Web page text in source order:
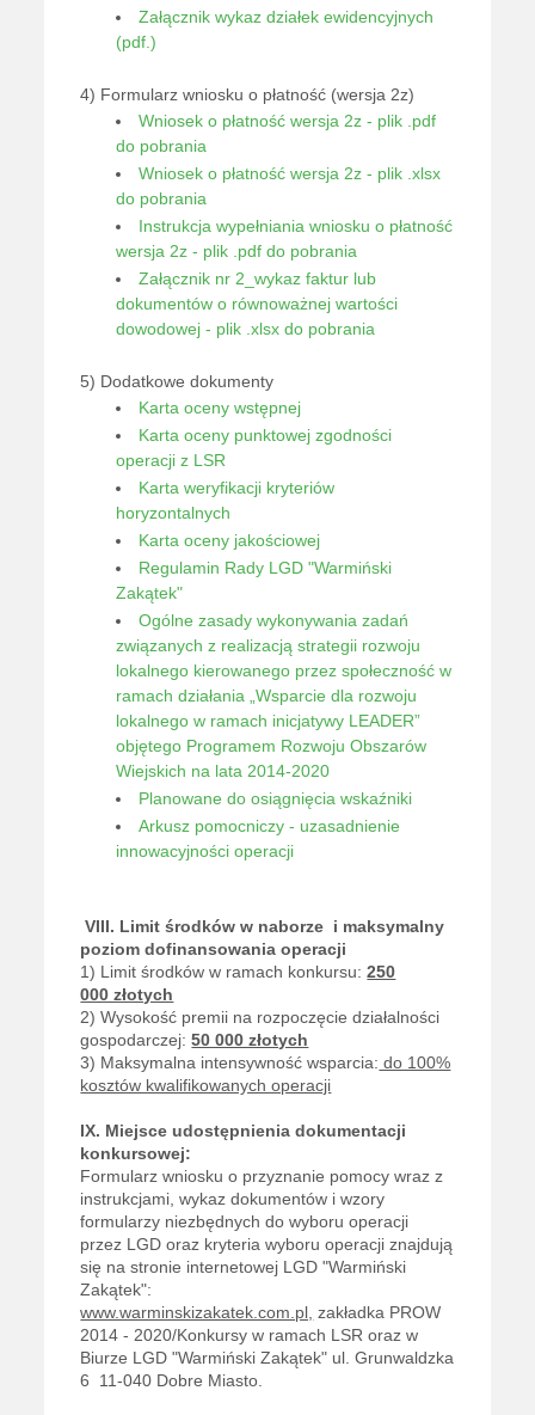
Załącznik wykaz działek ewidencyjnych
(pdf.)
4) Formularz wniosku o płatność (wersja 2z)
Wniosek o płatność wersja 2z - plik .pdf
do pobrania
Wniosek o płatność wersja 2z - plik .xlsx
do pobrania
Instrukcja wypełniania wniosku o płatność
wersja 2z - plik .pdf do pobrania
Załącznik nr 2_wykaz faktur lub
dokumentów o równoważnej wartości
dowodowej - plik .xlsx do pobrania
5) Dodatkowe dokumenty
Karta oceny wstępnej
Karta oceny punktowej zgodności
operacji z LSR
Karta weryfikacji kryteriów
horyzontalnych
Karta oceny jakościowej
Regulamin Rady LGD "Warmiński
Zakątek"
Ogólne zasady wykonywania zadań
związanych z realizacją strategii rozwoju
lokalnego kierowanego przez społeczność w
ramach działania „Wsparcie dla rozwoju
lokalnego w ramach inicjatywy LEADER”
objętego Programem Rozwoju Obszarów
Wiejskich na lata 2014-2020
Planowane do osiągnięcia wskaźniki
Arkusz pomocniczy - uzasadnienie
innowacyjności operacji
VIII. Limit środków w naborze i maksymalny
poziom dofinansowania operacji
1) Limit środków w ramach konkursu:250
000 złotych
2) Wysokość premii na rozpoczęcie działalności
gospodarczej:50 000 złotych
3) Maksymalna intensywność wsparcia: do 100%
kosztów kwalifikowanych operacji
IX. Miejsce udostępnienia dokumentacji
konkursowej:
Formularz wniosku o przyznanie pomocy wraz z
instrukcjami, wykaz dokumentów i wzory
formularzy niezbędnych do wyboru operacji
przez LGD oraz kryteria wyboru operacji znajdują
się na stronie internetowej LGD "Warmiński
Zakątek":
www.warminskizakatek.com.pl, zakładka PROW
2014 - 2020/Konkursy w ramach LSR oraz w
Biurze LGD "Warmiński Zakątek" ul. Grunwaldzka
6 11-040 Dobre Miasto.